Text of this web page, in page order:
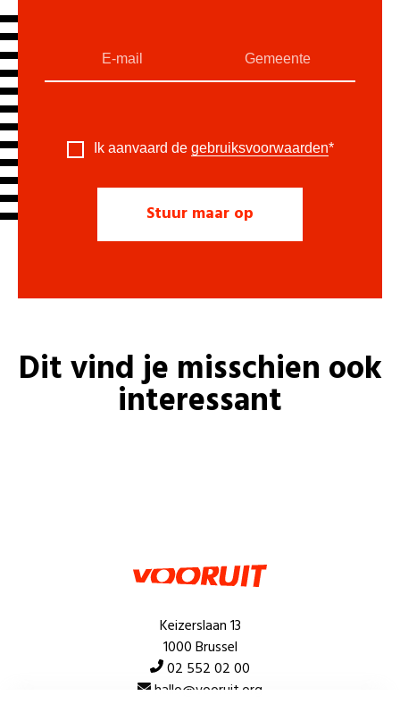
Ik aanvaard de gebruiksvoorwaarden*
Dit vind je misschien ook
interessant
Keizerslaan 13
1000 Brussel
02 552 02 00
hallo@vooruit.org